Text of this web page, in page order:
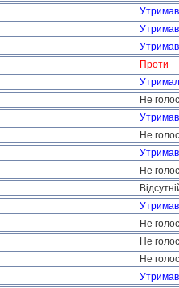
Проти
Не
Не
Не
Не
Не
Не